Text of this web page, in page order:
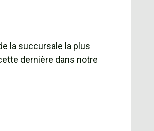
la succursale la plus
dernière dans notre